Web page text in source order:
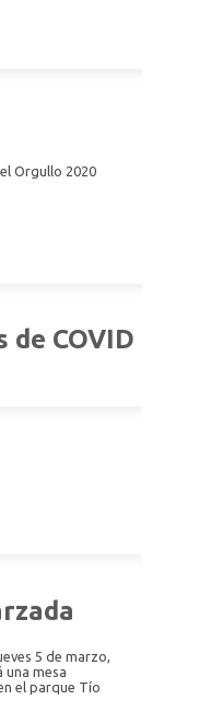
Orgullo 2020
COVID
5 de marzo,
una mesa
el parque Tío